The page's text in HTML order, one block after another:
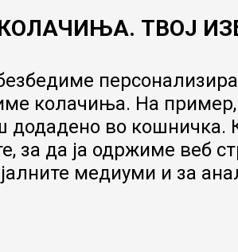
09:00 до 17:00
ТВОЈ
колачиња. На
додадено во кошничка.
за да ја одржиме веб
медиуми и за